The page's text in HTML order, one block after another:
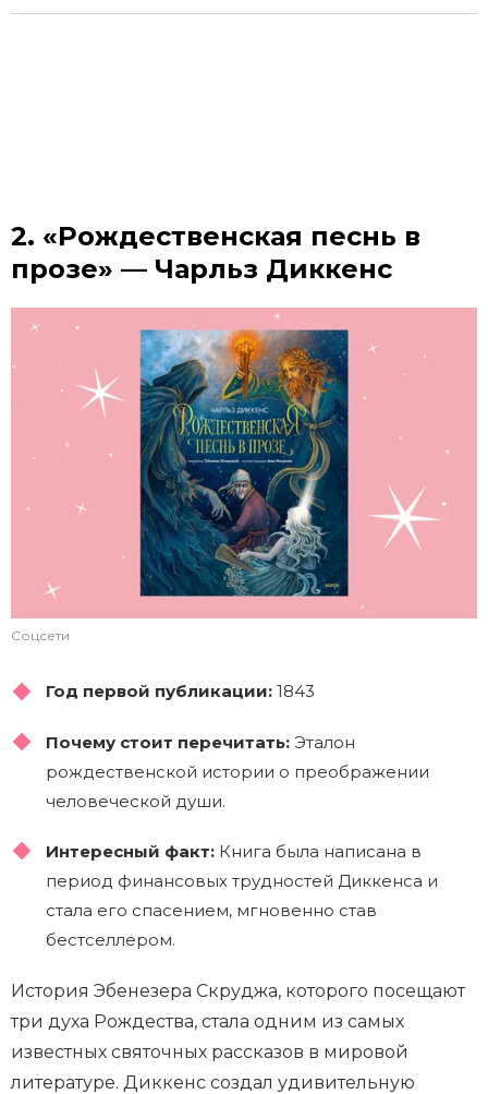
2. «Рождественская песнь в
прозе» — Чарльз Диккенс
Соцсети
Год первой публикации: 1843
Почему стоит перечитать: Эталон
рождественской истории о преображении
человеческой души.
Интересный факт: Книга была написана в
период финансовых трудностей Диккенса и
стала его спасением, мгновенно став
бестселлером.
История Эбенезера Скруджа, которого посещают
три духа Рождества, стала одним из самых
известных святочных рассказов в мировой
литературе. Диккенс создал удивительную